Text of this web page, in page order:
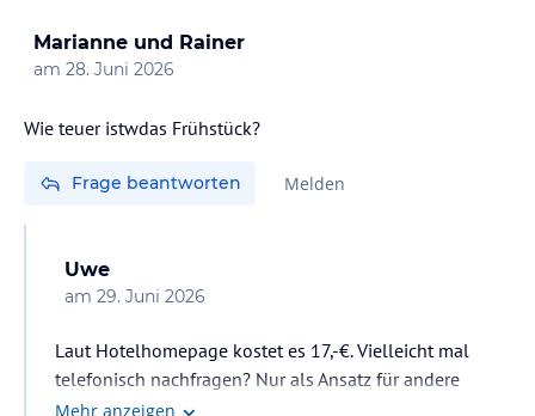
Marianne und Rainer
am 28. Juni 2026
Frage beantworten Melden
Uwe
am 29. Juni 2026
Laut Hotelhomepage kostet es 17,-€. Vielleicht mal
telefonisch nachfragen? Nur als Ansatz für andere
Fragen +49 421 36960
Mehr anzeigen